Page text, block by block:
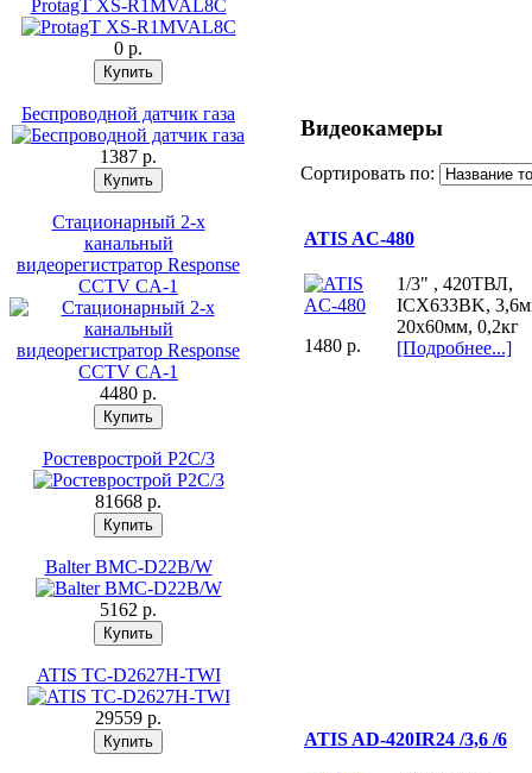
ProtagT XS-R1MVAL8C
0 p.
Беспроводной датчик газа
1387 p.
Стационарный 2-х
канальный
видеорегистратор Response
CCTV CA-1
4480 p.
Ростеврострой Р2С/3
81668 p.
Balter BMC-D22В/W
5162 p.
ATIS TC-D2627H-TWI
29559 p.
Видеокамеры
Сортировать по:
ATIS AC-480
1480 p.
1/3" , 420ТВЛ,
ICX633BK,
20х60мм, 0,2кг
[Подробнее...]
ATIS AD-420IR24 /3,6 /6